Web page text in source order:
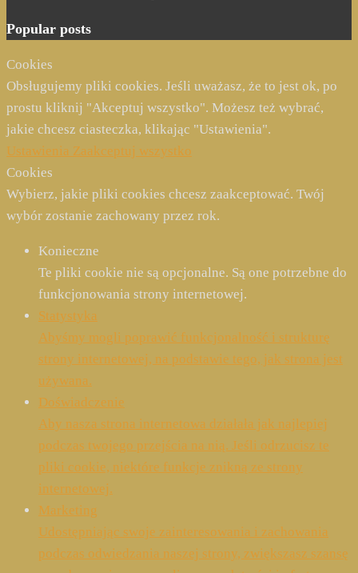
Popular posts
Cookies
Obsługujemy pliki cookies. Jeśli uważasz, że to jest ok, po
prostu kliknij "Akceptuj wszystko". Możesz też wybrać,
jakie chcesz ciasteczka, klikając "Ustawienia".
Ustawienia Zaakceptuj wszystko
Cookies
Wybierz, jakie pliki cookies chcesz zaakceptować. Twój
wybór zostanie zachowany przez rok.
Konieczne
Te pliki cookie nie są opcjonalne. Są one potrzebne do
funkcjonowania strony internetowej.
Statystyka
Abyśmy mogli poprawić funkcjonalność i strukturę
strony internetowej, na podstawie tego, jak strona jest
używana.
Doświadczenie
Aby nasza strona internetowa działała jak najlepiej
podczas twojego przejścia na nią. Jeśli odrzucisz te
pliki cookie, niektóre funkcje znikną ze strony
internetowej.
Marketing
Udostępniając swoje zainteresowania i zachowania
podczas odwiedzania naszej strony, zwiększasz szansę